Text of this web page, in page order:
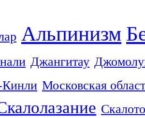
Альпинизм
Джангитау
Московская